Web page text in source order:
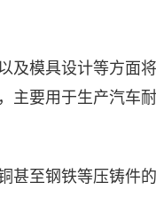
及模具设计等方面
主要用于生产汽车
甚至钢铁等压铸件